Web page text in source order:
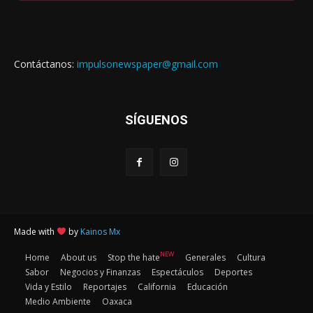
Contáctanos: impulsonewspaper@gmail.com
SÍGUENOS
Made with by Kainos Mx
Home About us Stop the hateNEW Generales
Cultura
Sabor
Negocios y Finanzas Espectáculos
Deportes
Vida y Estilo
Reportajes California
Educación
Medio Ambiente
Oaxaca